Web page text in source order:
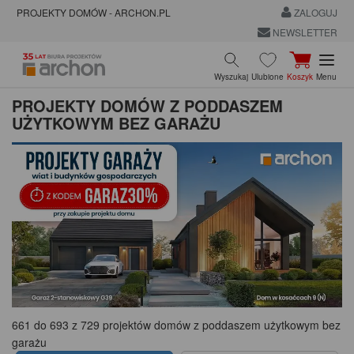
PROJEKTY DOMÓW - ARCHON.PL
ZALOGUJ
NEWSLETTER
Wyszukaj Ulubione Koszyk Menu
PROJEKTY DOMÓW Z PODDASZEM
UŻYTKOWYM BEZ GARAŻU
661 do 693 z 729 projektów domów z poddaszem użytkowym bez
garażu